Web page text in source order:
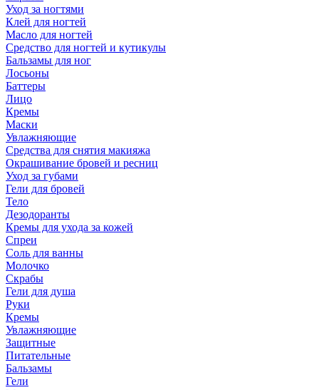
Уход за ногтями
Клей для ногтей
Масло для ногтей
Средство для ногтей и кутикулы
Бальзамы для ног
Лосьоны
Баттеры
Лицо
Кремы
Маски
Увлажняющие
Средства для снятия макияжа
Окрашивание бровей и ресниц
Уход за губами
Гели для бровей
Тело
Дезодоранты
Кремы для ухода за кожей
Спреи
Соль для ванны
Молочко
Скрабы
Гели для душа
Руки
Кремы
Увлажняющие
Защитные
Питательные
Бальзамы
Гели